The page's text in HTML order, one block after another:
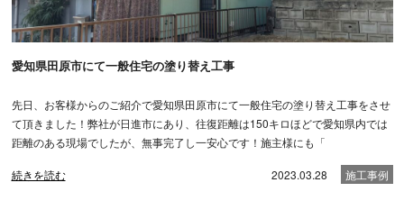
愛知県田原市にて一般住宅の塗り替え工事
先日、お客様からのご紹介で愛知県田原市にて一般住宅の塗り替え工事をさせ
て頂きました！弊社が日進市にあり、往復距離は150キロほどで愛知県内では
距離のある現場でしたが、無事完了し一安心です！施主様にも「
続きを読む 2023.03.28 施工事例